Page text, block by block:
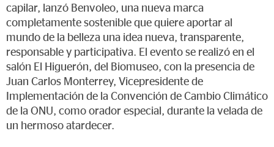
capilar, lanzó Benvoleo, una nueva marca
completamente sostenible que quiere aportar al
mundo de la belleza una idea nueva, transparente,
responsable y participativa. El evento se realizó en el
salón El Higuerón, del Biomuseo, con la presencia de
Juan Carlos Monterrey, Vicepresidente de
Implementación de la Convención de Cambio Climático
de la ONU, como orador especial, durante la velada de
un hermoso atardecer.